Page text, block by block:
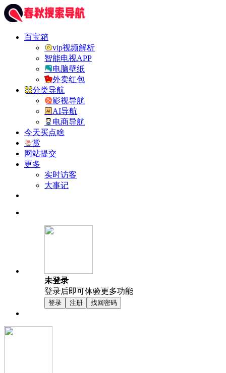
百宝箱
vip视频解析
智能电视APP
电脑壁纸
外卖红包
分类导航
影视导航
AI导航
电商导航
今天买点啥
赏
网站提交
更多
实时访客
大事记
未登录
登录后即可体验更多功能
登录 注册 找回密码